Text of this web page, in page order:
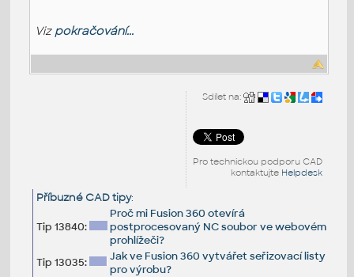
Viz pokračování...
Sdílet na:
Pro technickou podporu CAD
kontaktujte Helpdesk
Příbuzné CAD tipy:
Tip 13840:
Proč mi Fusion 360 otevírá
postprocesovaný NC soubor ve webovém
prohlížeči?
Tip 13035:
Jak ve Fusion 360 vytvářet seřizovací listy
pro výrobu?